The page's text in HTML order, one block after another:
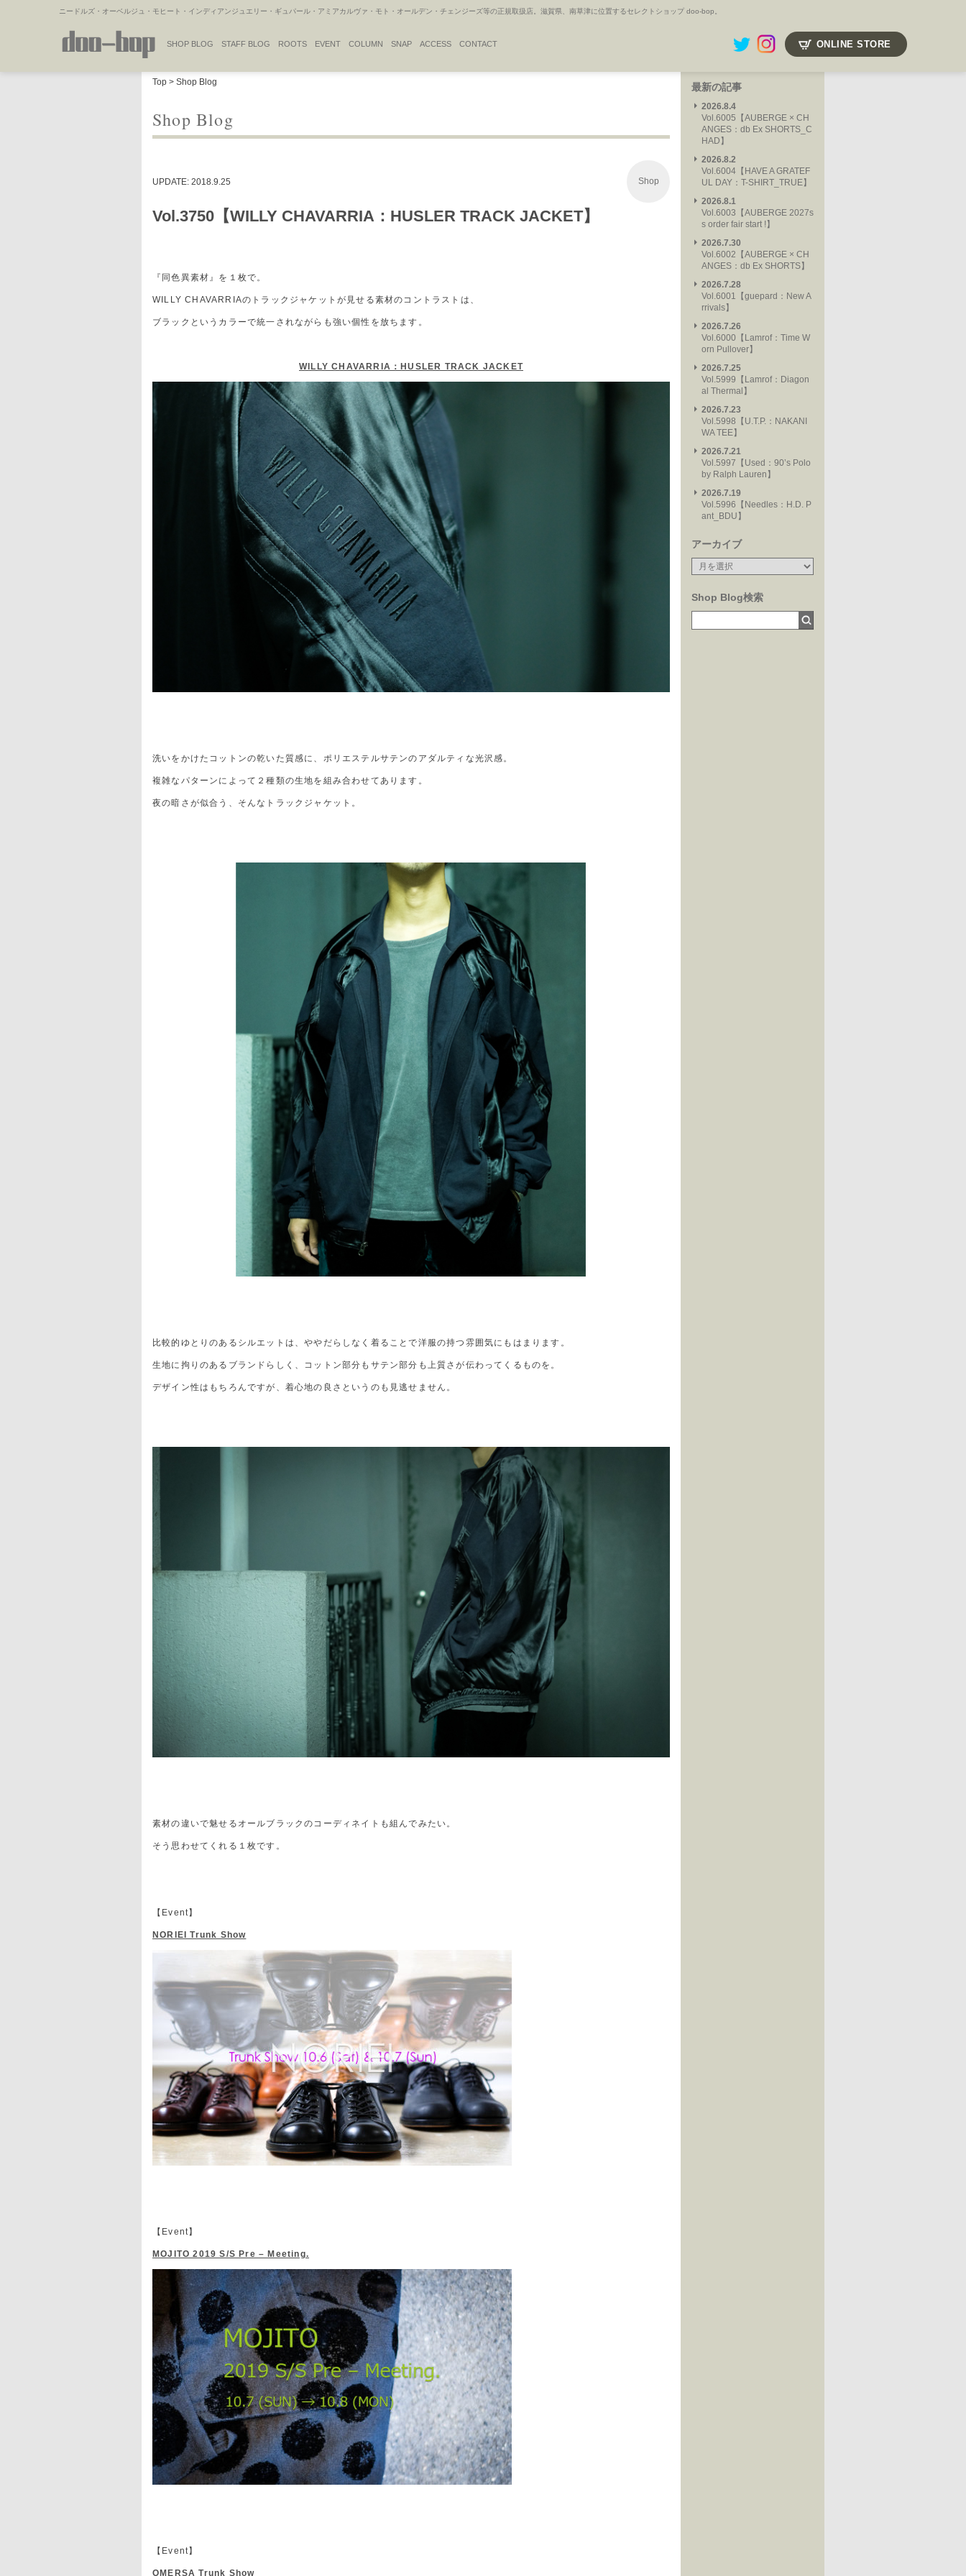
ニードルズ・オーベルジュ・モヒート・インディアンジュエリー・ギュパール・アミアカルヴァ・モト・オールデン・チェンジーズ等の正規取扱店。滋賀県、南草津に位置するセレクトショップ doo-bop。
SHOP BLOG STAFF BLOG ROOTS EVENT COLUMN SNAP ACCESS CONTACT ONLINE STORE
Top > Shop Blog
Shop Blog
UPDATE: 2018.9.25 Shop
Vol.3750【WILLY CHAVARRIA：HUSLER TRACK JACKET】
『同色異素材』を１枚で。
WILLY CHAVARRIAのトラックジャケットが見せる素材のコントラストは、
ブラックというカラーで統一されながらも強い個性を放ちます。
WILLY CHAVARRIA：HUSLER TRACK JACKET
洗いをかけたコットンの乾いた質感に、ポリエステルサテンのアダルティな光沢感。
複雑なパターンによって２種類の生地を組み合わせてあります。
夜の暗さが似合う、そんなトラックジャケット。
比較的ゆとりのあるシルエットは、ややだらしなく着ることで洋服の持つ雰囲気にもはまります。
生地に拘りのあるブランドらしく、コットン部分もサテン部分も上質さが伝わってくるものを。
デザイン性はもちろんですが、着心地の良さというのも見逃せません。
素材の違いで魅せるオールブラックのコーディネイトも組んでみたい。
そう思わせてくれる１枚です。
【Event】
NORIEI Trunk Show
【Event】
MOJITO 2019 S/S Pre – Meeting.
【Event】
OMERSA Trunk Show
最新の記事
2026.8.4
Vol.6005【AUBERGE × CH
ANGES：db Ex SHORTS_C
HAD】
2026.8.2
Vol.6004【HAVE A GRATEF
UL DAY：T-SHIRT_TRUE】
2026.8.1
Vol.6003【AUBERGE 2027s
s order fair start !】
2026.7.30
Vol.6002【AUBERGE × CH
ANGES：db Ex SHORTS】
2026.7.28
Vol.6001【guepard：New A
rrivals】
2026.7.26
Vol.6000【Lamrof：Time W
orn Pullover】
2026.7.25
Vol.5999【Lamrof：Diagon
al Thermal】
2026.7.23
Vol.5998【U.T.P.：NAKANI
WA TEE】
2026.7.21
Vol.5997【Used：90’s Polo
by Ralph Lauren】
2026.7.19
Vol.5996【Needles：H.D. P
ant_BDU】
アーカイブ
Shop Blog検索